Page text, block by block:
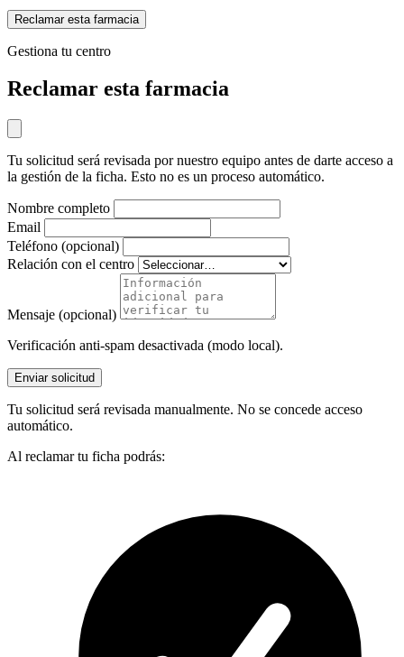
Reclamar esta farmacia
Gestiona tu centro
Reclamar esta farmacia
Tu solicitud será revisada por nuestro equipo antes de darte acceso a
la gestión de la ficha. Esto no es un proceso automático.
Nombre completo
Email
Teléfono (opcional)
Relación con el centro
Mensaje (opcional)
Verificación anti-spam desactivada (modo local).
Enviar solicitud
Tu solicitud será revisada manualmente. No se concede acceso
automático.
Al reclamar tu ficha podrás: